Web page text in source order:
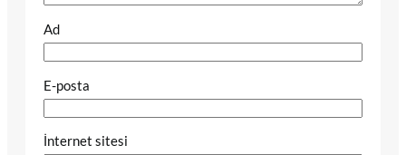
Ad
E-posta
İnternet sitesi